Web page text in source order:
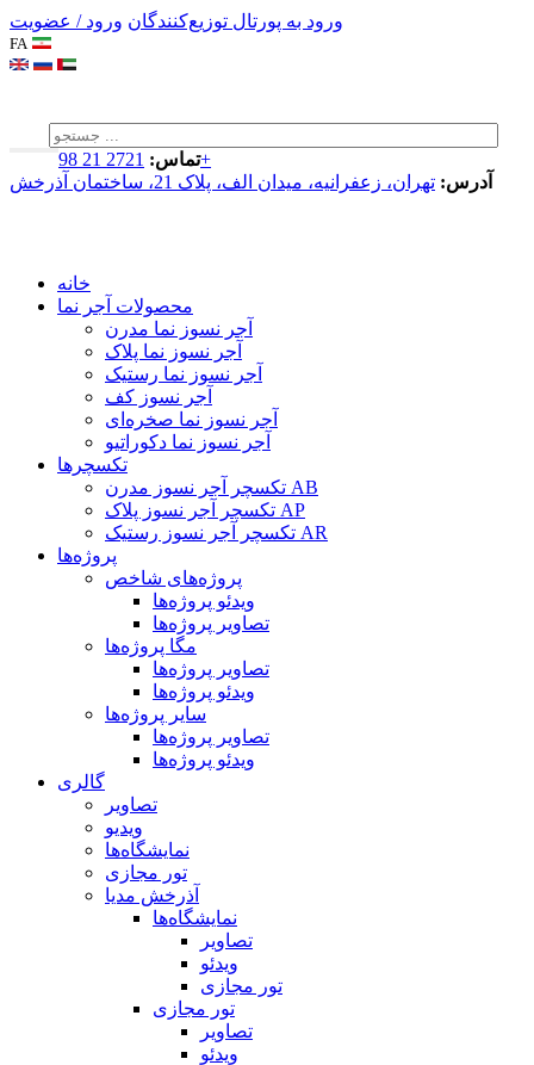
ورود به پورتال توزیع‌کنندگان ورود / عضویت
FA
تماس:2721 21 98+
آدرس: تهران، زعفرانیه، میدان الف، پلاک 21، ساختمان آذرخش
خانه
محصولات آجر نما
آجر نسوز نما مدرن
آجر نسوز نما پلاک
آجر نسوز نما رستیک
آجر نسوز کف
آجر نسوز نما صخره‌ای
آجر نسوز نما دکوراتیو
تکسچرها
تکسچر آجر نسوز مدرن AB
تکسچر آجر نسوز پلاک AP
تکسچر آجر نسوز رستیک AR
پروژه‌ها
پروژه‌های شاخص
ویدئو پروژه‌ها
تصاویر پروژه‌ها
مگا پروژه‌ها
تصاویر پروژه‌ها
ویدئو پروژه‌ها
سایر پروژه‌ها
تصاویر پروژه‌ها
ویدئو پروژه‌ها
گالری
تصاویر
ویدیو
نمایشگاه‌ها
تور مجازی
آذرخش مدیا
نمایشگاه‌ها
تصاویر
ویدئو
تور مجازی
تور مجازی
تصاویر
ویدئو